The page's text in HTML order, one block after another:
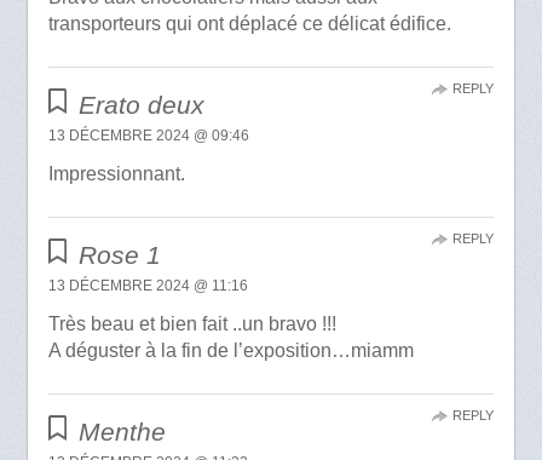
transporteurs qui ont déplacé ce délicat édifice.
Erato deux
13 DÉCEMBRE 2024 @ 09:46
Impressionnant.
REPLY
Rose 1
13 DÉCEMBRE 2024 @ 11:16
Très beau et bien fait ..un bravo !!!
A déguster à la fin de l’exposition…miamm
REPLY
Menthe
REPLY